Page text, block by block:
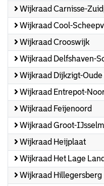
Wijkraad Carnisse-
Wijkraad Cool-
Wijkraad Crooswijk
Wijkraad Delfshaven-
Wijkraad Dijkzigt-Oude
Wijkraad Entrepot-
Wijkraad Feijenoord
Wijkraad Groot-
Wijkraad Heijplaat
Wijkraad Het Lage
Wijkraad Hillegersberg